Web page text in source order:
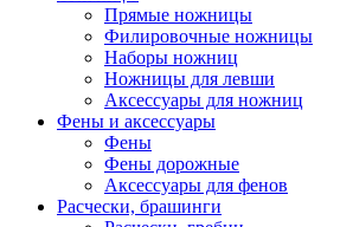
Прямые ножницы
Филировочные ножницы
Наборы ножниц
Ножницы для левши
Аксессуары для ножниц
Фены и аксессуары
Фены
Фены дорожные
Аксессуары для фенов
Расчески, брашинги